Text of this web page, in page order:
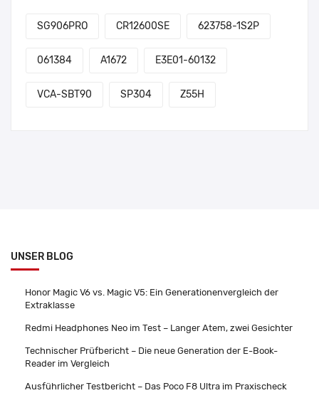
SG906PRO CR12600SE 623758-1S2P
061384 A1672 E3E01-60132
VCA-SBT90 SP304 Z55H
UNSER BLOG
Honor Magic V6 vs. Magic V5: Ein Generationenvergleich der
Extraklasse
Redmi Headphones Neo im Test – Langer Atem, zwei Gesichter
Technischer Prüfbericht – Die neue Generation der E-Book-
Reader im Vergleich
Ausführlicher Testbericht – Das Poco F8 Ultra im Praxischeck